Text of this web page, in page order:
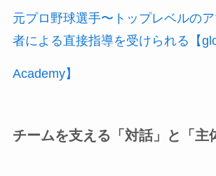
元プロ野球選手〜トップレベルの
者による直接指導を受けられる【
Academy】
チームを支える「対話」と「主